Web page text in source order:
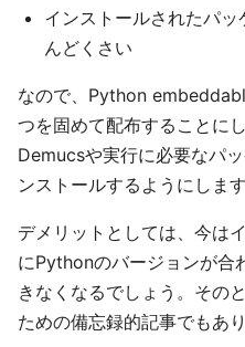
インストールされたパ
んどくさい
なので、Python
つを固めて配布することにし
Demucsや実行に必要なパ
ンストールするようにします
デメリットとしては、今は
にPythonのバージョンが合
きなくなるでしょう。その
ための備忘録的記事でもあり